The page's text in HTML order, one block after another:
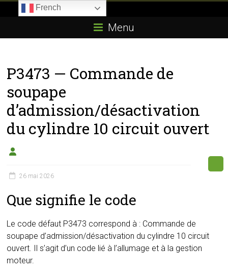
E85.com
passion
boîtier
éthanol
Menu
P3473 — Commande de
soupape
d’admission/désactivation
du cylindre 10 circuit ouvert
26 mai 2026
Que signifie le code
Le code défaut P3473 correspond à : Commande de
soupape d’admission/désactivation du cylindre 10 circuit
ouvert. Il s’agit d’un code lié à l’allumage et à la gestion
moteur.
French